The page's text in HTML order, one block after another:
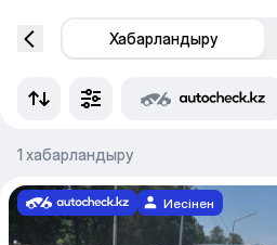
Хабарландыру
1 хабарландыру
Иесінен